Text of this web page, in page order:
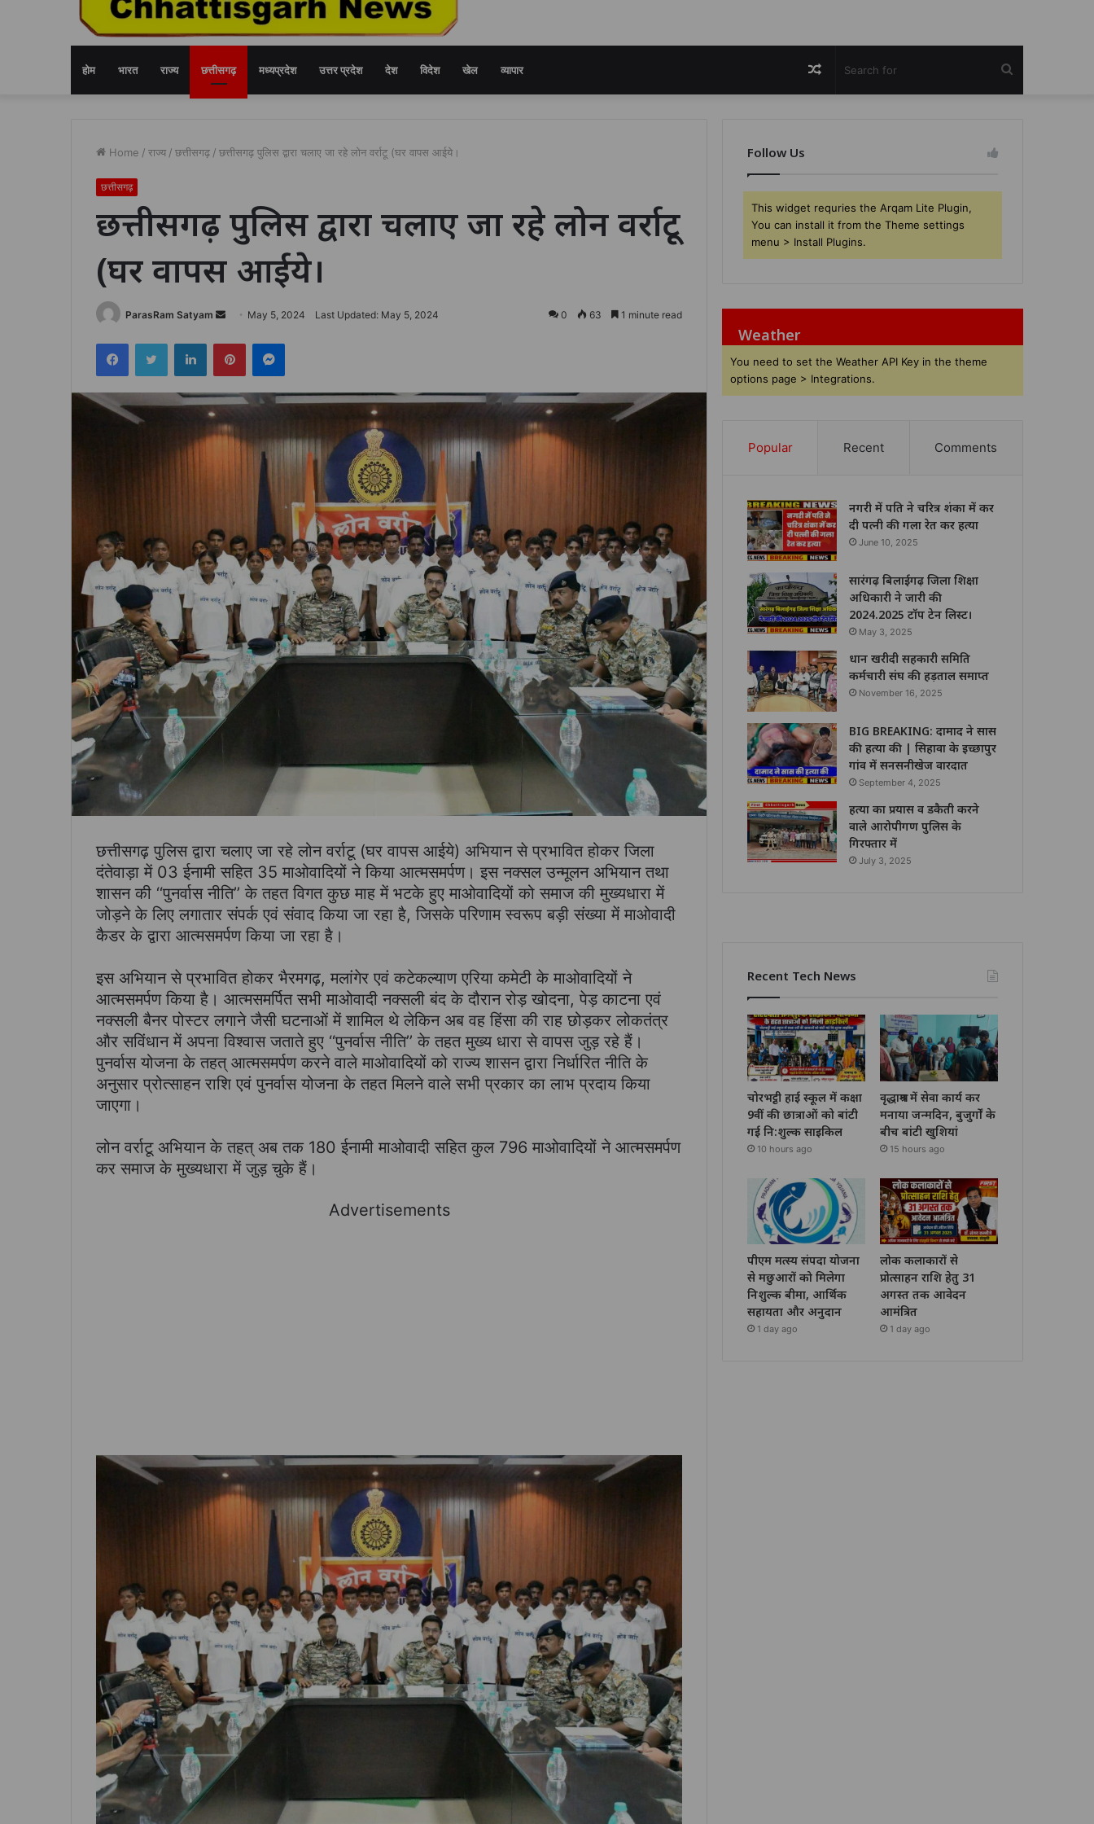
होम भारत राज्य छत्तीसगढ़ मध्यप्रदेश उत्तर प्रदेश देश विदेश खेल व्यापार Random
Home / राज्य / छत्तीसगढ़ / छत्तीसगढ़ पुलिस द्वारा चलाए जा रहे लोन वर्राटू (घर वापस आईये।
छत्तीसगढ़
छत्तीसगढ़ पुलिस द्वारा चलाए जा रहे लोन वर्राटू
(घर वापस आईये।
ParasRam Satyam
Send
email
May 5, 2024 Last Updated: May 5, 2024 0 63 1 minute read
FacebookTwitter LinkedInPinterestMessenger
छत्तीसगढ़ पुलिस द्वारा चलाए जा रहे लोन वर्राटू (घर वापस आईये) अभियान से प्रभावित होकर जिला
दंतेवाड़ा में 03 ईनामी सहित 35 माओवादियों ने किया आत्मसमर्पण। इस नक्सल उन्मूलन अभियान तथा
शासन की ‘‘पुनर्वास नीति’’ के तहत विगत कुछ माह में भटके हुए माओवादियों को समाज की मुख्यधारा में
जोड़ने के लिए लगातार संपर्क एवं संवाद किया जा रहा है, जिसके परिणाम स्वरूप बड़ी संख्या में माओवादी
कैडर के द्वारा आत्मसमर्पण किया जा रहा है।
इस अभियान से प्रभावित होकर भैरमगढ़, मलांगेर एवं कटेकल्याण एरिया कमेटी के माओवादियों ने
आत्मसमर्पण किया है। आत्मसमर्पित सभी माओवादी नक्सली बंद के दौरान रोड़ खोदना, पेड़ काटना एवं
नक्सली बैनर पोस्टर लगाने जैसी घटनाओं में शामिल थे लेकिन अब वह हिंसा की राह छोड़कर लोकतंत्र
और सविंधान में अपना विश्वास जताते हुए ‘‘पुनर्वास नीति’’ के तहत मुख्य धारा से वापस जुड़ रहे हैं।
पुनर्वास योजना के तहत् आत्मसमर्पण करने वाले माओवादियों को राज्य शासन द्वारा निर्धारित नीति के
अनुसार प्रोत्साहन राशि एवं पुनर्वास योजना के तहत मिलने वाले सभी प्रकार का लाभ प्रदाय किया
जाएगा।
लोन वर्राटू अभियान के तहत् अब तक 180 ईनामी माओवादी सहित कुल 796 माओवादियों ने आत्मसमर्पण
कर समाज के मुख्यधारा में जुड़ चुके हैं।
Advertisements
Follow Us
This widget requries the Arqam Lite Plugin,
You can install it from the Theme settings
menu > Install Plugins.
Weather
You need to set the Weather API Key in the theme
options page > Integrations.
Popular Recent Comments
नगरी में पति ने चरित्र शंका में कर
दी पत्नी की गला रेत कर हत्या
June 10, 2025
सारंगढ़ बिलाईगढ़ जिला शिक्षा
अधिकारी ने जारी की
2024.2025 टॉप टेन लिस्ट।
May 3, 2025
धान खरीदी सहकारी समिति
कर्मचारी संघ की हड़ताल समाप्त
November 16, 2025
BIG BREAKING: दामाद ने सास
की हत्या की | सिहावा के इच्छापुर
गांव में सनसनीखेज वारदात
September 4, 2025
हत्या का प्रयास व डकैती करने
वाले आरोपीगण पुलिस के
गिरफ्तार में
July 3, 2025
Recent Tech News
चोरभट्ठी हाई स्कूल में कक्षा
9वीं की छात्राओं को बांटी
गई नि:शुल्क साइकिल
10 hours ago
वृद्धाश्रम में सेवा कार्य कर
मनाया जन्मदिन, बुजुर्गों के
बीच बांटी खुशियां
15 hours ago
पीएम मत्स्य संपदा योजना
से मछुआरों को मिलेगा
निशुल्क बीमा, आर्थिक
सहायता और अनुदान
1 day ago
लोक कलाकारों से
प्रोत्साहन राशि हेतु 31
अगस्त तक आवेदन
आमंत्रित
1 day ago